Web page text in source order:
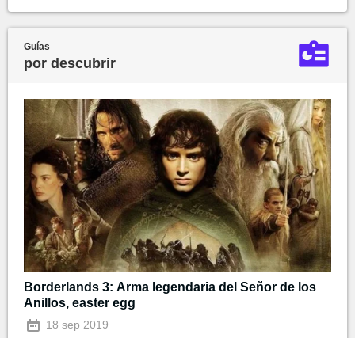
Guías
por descubrir
Borderlands 3: Arma legendaria del Señor de los
Anillos, easter egg
18 sep 2019